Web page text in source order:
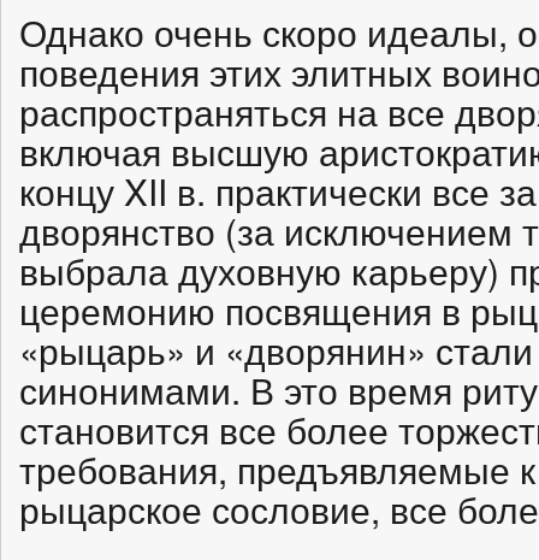
Однако очень скоро идеалы,
поведения этих элитных
распространяться на все
включая высшую
концу XII в. практически все
дворянство (за исключением
выбрала духовную карьеру)
церемонию посвящения в
«рыцарь» и «дворянин» стали
синонимами. В это время
становится все более
требования, предъявляемые
рыцарское сословие, все